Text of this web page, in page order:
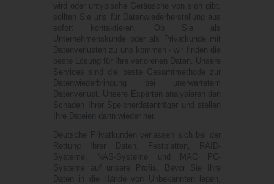
wird oder untypische Geräusche von sich gibt,
sollten Sie uns für Datenwiederherstellung aus
sofort kontaktieren. Ob Sie als
Unternehmenskunde oder als Privatkunde mit
Datenverlusten zu uns kommen - wir finden die
beste Lösung für Ihre verlorenen Daten. Unsere
Services sind die beste Gesamtmethode zur
Datenwiederbringung bei unerwartetem
Datenverlust. Unsere Experten analysieren den
Schaden Ihrer Speicherdatenträger und stellen
Ihre Dateien dann wieder her.
Deutsche Privatkunden verlassen sich bei der
Rettung Ihrer Daten, Festplatten, RAID-
Systeme, NAS-Systeme und MAC PC-
Systeme auf unsere Profis. Bevor Sie Ihre
Daten in die Hände von Unbekannten legen,